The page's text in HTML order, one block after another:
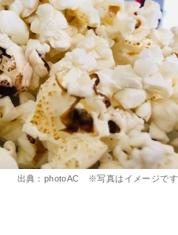
出典：photoAC ※写真はイメージです